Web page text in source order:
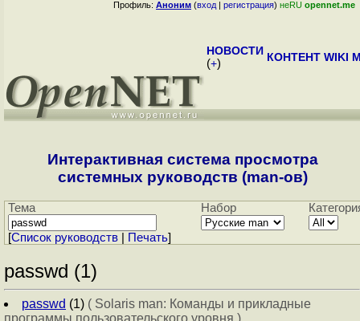
Профиль: Аноним (вход | регистрация) неRU opennet.me
НОВОСТИ
(+) КОНТЕНТ WIKI
Интерактивная система просмотра
системных руководств (man-ов)
Тема Набор
[Cписок руководств Печать]
passwd (1)
passwd (1) ( Solaris man: Команды и прикладные